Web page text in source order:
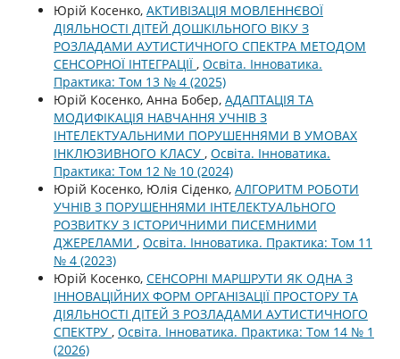
Юрій Косенко, АКТИВІЗАЦІЯ МОВЛЕННЄВОЇ
ДІЯЛЬНОСТІ ДІТЕЙ ДОШКІЛЬНОГО ВІКУ З
РОЗЛАДАМИ АУТИСТИЧНОГО СПЕКТРА МЕТОДОМ
СЕНСОРНОЇ ІНТЕГРАЦІЇ , Освіта. Інноватика.
Практика: Том 13 № 4 (2025)
Юрій Косенко, Анна Бобер, АДАПТАЦІЯ ТА
МОДИФІКАЦІЯ НАВЧАННЯ УЧНІВ З
ІНТЕЛЕКТУАЛЬНИМИ ПОРУШЕННЯМИ В УМОВАХ
ІНКЛЮЗИВНОГО КЛАСУ , Освіта. Інноватика.
Практика: Том 12 № 10 (2024)
Юрій Косенко, Юлія Сіденко, АЛГОРИТМ РОБОТИ
УЧНІВ З ПОРУШЕННЯМИ ІНТЕЛЕКТУАЛЬНОГО
РОЗВИТКУ З ІСТОРИЧНИМИ ПИСЕМНИМИ
ДЖЕРЕЛАМИ , Освіта. Інноватика. Практика: Том 11
№ 4 (2023)
Юрій Косенко, СЕНСОРНІ МАРШРУТИ ЯК ОДНА З
ІННОВАЦІЙНИХ ФОРМ ОРГАНІЗАЦІЇ ПРОСТОРУ ТА
ДІЯЛЬНОСТІ ДІТЕЙ З РОЗЛАДАМИ АУТИСТИЧНОГО
СПЕКТРУ , Освіта. Інноватика. Практика: Том 14 № 1
(2026)